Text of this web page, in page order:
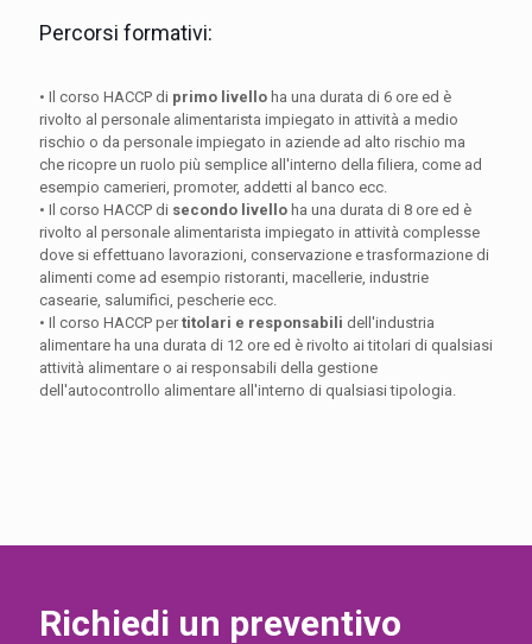
Percorsi formativi:
• Il corso HACCP di primo livello ha una durata di 6 ore ed è
rivolto al personale alimentarista impiegato in attività a medio
rischio o da personale impiegato in aziende ad alto rischio ma
che ricopre un ruolo più semplice all'interno della filiera, come ad
esempio camerieri, promoter, addetti al banco ecc.
• Il corso HACCP di secondo livello ha una durata di 8 ore ed è
rivolto al personale alimentarista impiegato in attività complesse
dove si effettuano lavorazioni, conservazione e trasformazione di
alimenti come ad esempio ristoranti, macellerie, industrie
casearie, salumifici, pescherie ecc.
• Il corso HACCP pertitolari e responsabili dell'industria
alimentare ha una durata di 12 ore ed è rivolto ai titolari di qualsiasi
attività alimentare o ai responsabili della gestione
dell'autocontrollo alimentare all'interno di qualsiasi tipologia.
Richiedi un preventivo